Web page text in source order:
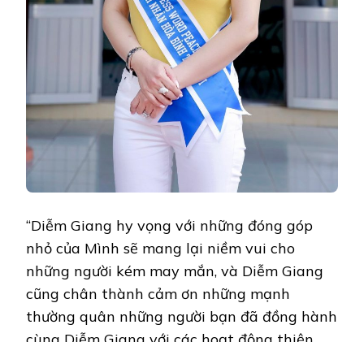
“Diễm Giang hy vọng với những đóng góp
nhỏ của Mình sẽ mang lại niềm vui cho
những người kém may mắn, và Diễm Giang
cũng chân thành cảm ơn những mạnh
thường quân những người bạn đã đồng hành